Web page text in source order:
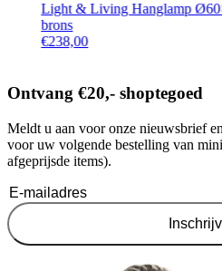
Light & Living Hanglamp
brons
€238,00
Ontvang €20,- shoptegoed
Meldt u aan voor onze nieuwsbrief
voor uw volgende bestelling van
afgeprijsde items).